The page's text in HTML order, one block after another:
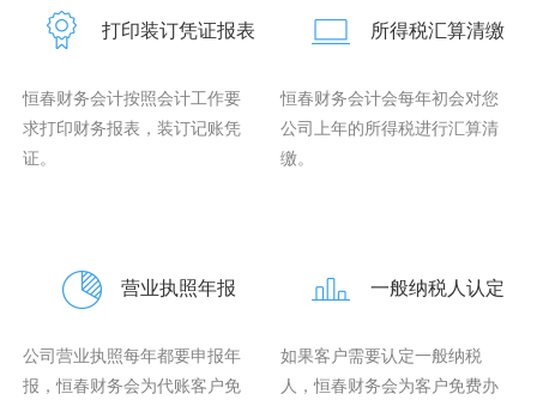
打印装订凭证报表
恒春财务会计按照会计工作要
求打印财务报表，装订记账凭
证。
所得税汇算清缴
恒春财务会计会每年初会对您
公司上年的所得税进行汇算清
缴。
营业执照年报
公司营业执照每年都要申报年
报，恒春财务会为代账客户免
一般纳税人认定
如果客户需要认定一般纳税
人，恒春财务会为客户免费办